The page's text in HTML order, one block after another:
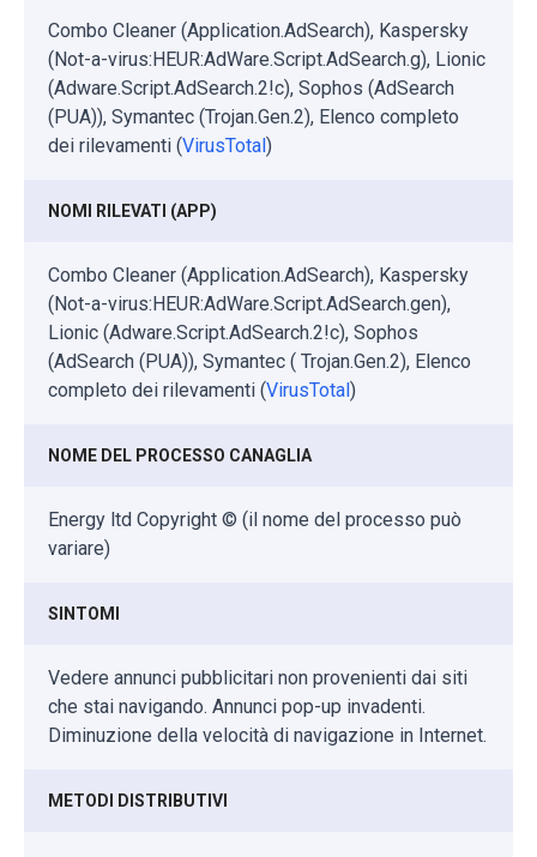
Combo Cleaner (Application.AdSearch), Kaspersky
(Not-a-virus:HEUR:AdWare.Script.AdSearch.g), Lionic
(Adware.Script.AdSearch.2!c), Sophos (AdSearch
(PUA)), Symantec (Trojan.Gen.2), Elenco completo
dei rilevamenti (VirusTotal )
NOMI RILEVATI (APP)
Combo Cleaner (Application.AdSearch), Kaspersky
(Not-a-virus:HEUR:AdWare.Script.AdSearch.gen),
Lionic (Adware.Script.AdSearch.2!c), Sophos
(AdSearch (PUA)), Symantec ( Trojan.Gen.2), Elenco
completo dei rilevamenti (VirusTotal )
NOME DEL PROCESSO CANAGLIA
Energy ltd Copyright © (il nome del processo può
variare)
SINTOMI
Vedere annunci pubblicitari non provenienti dai siti
che stai navigando. Annunci pop-up invadenti.
Diminuzione della velocità di navigazione in Internet.
METODI DISTRIBUTIVI